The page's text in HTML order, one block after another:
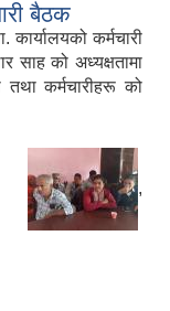
बैठक
कर्मचारी
साह को अध्यक्षतामा
कर्मचारीहरू को
,